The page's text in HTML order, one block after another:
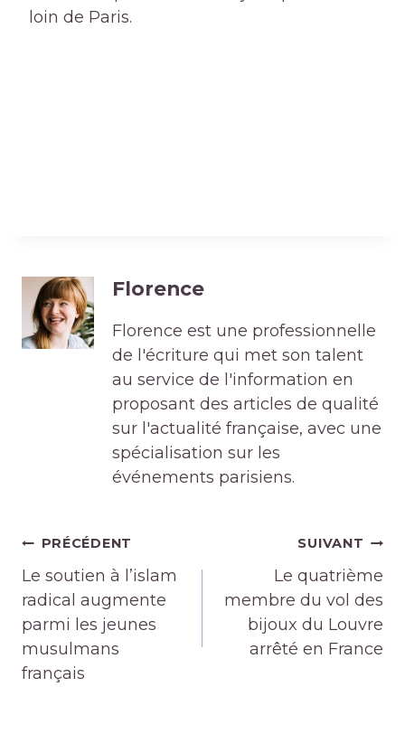
loin de Paris.
Florence
Florence est une professionnelle
de l'écriture qui met son talent
au service de l'information en
proposant des articles de qualité
sur l'actualité française, avec une
spécialisation sur les
événements parisiens.
Navigation
de
l’article
PRÉCÉDENT
Le soutien à l’islam
radical augmente
parmi les jeunes
musulmans
français
SUIVANT
Le quatrième
membre du vol des
bijoux du Louvre
arrêté en France